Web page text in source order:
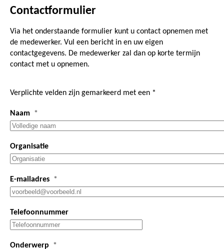
Contactformulier
Via het onderstaande formulier kunt u contact opnemen met
de medewerker. Vul een bericht in en uw eigen
contactgegevens. De medewerker zal dan op korte termijn
contact met u opnemen.
Verplichte velden zijn gemarkeerd met een *
Naam
Organisatie
E-mailadres
Telefoonnummer
Onderwerp